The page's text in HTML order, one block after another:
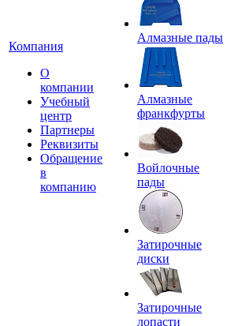
Компания
О
компании
Учебный
центр
Партнеры
Реквизиты
Обращение
в
компанию
Алмазные пады
Алмазные
франкфурты
Войлочные
пады
Затирочные
диски
Затирочные
лопасти